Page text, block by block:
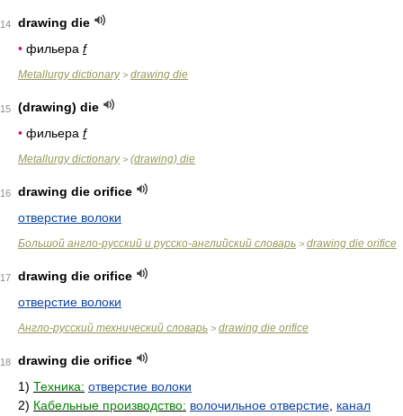
14
drawing die
• фильера f
Metallurgy dictionary> drawing die
15
(drawing) die
• фильера f
Metallurgy dictionary> (drawing) die
16
drawing die orifice
отверстие волоки
Большой англо-русский и русско-английский словарь > drawing die orifice
17
drawing die orifice
отверстие волоки
Англо-русский технический словарь > drawing die orifice
18
drawing die orifice
1) Техника: отверстие волоки
2) Кабельные производство: волочильное отверстие канал